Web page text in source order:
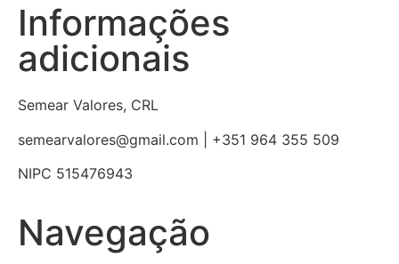
Informações
adicionais
Semear Valores, CRL
semearvalores@gmail.com | +351 964 355 509
NIPC 515476943
Navegação